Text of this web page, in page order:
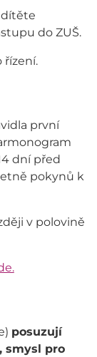
do ZUŠ.
řízení.
první
dní před
pokynů k
v polovině
posuzují
smysl pro